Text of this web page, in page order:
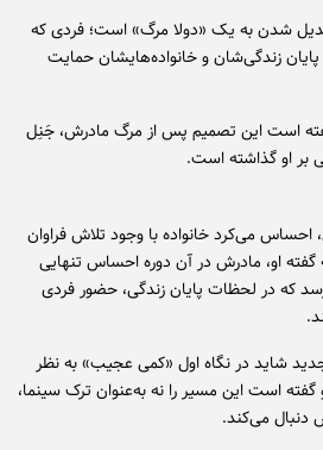
شدن به یک «دولا مرگ» است؛ فردی که
زندگی‌شان و خانواده‌هایشان حمایت
است این تصمیم پس از مرگ مادرش، جَنِل
احساس می‌کرد خانواده با وجود تلاش فراوان
گفته او، مادرش در آن دوره احساس تنهایی
که در لحظات پایان زندگی، حضور فردی
شاید در نگاه اول «کمی عجیب» به نظر
است این مسیر را نه به‌عنوان ترک سینما،
دنبال می‌کند.